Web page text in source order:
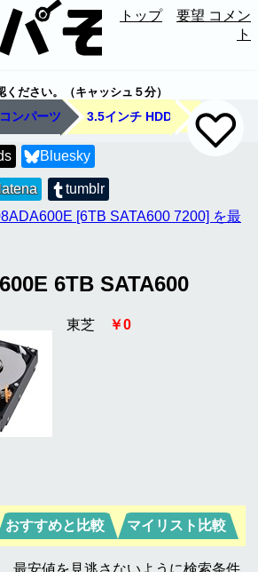
トップ
要望 コメン
ト
ださい。（キャッシュ５分）
ンパーツ 3.5インチ HDD
Bluesky
tumblr
[6TB SATA600 7200] を最
6TB SATA600
東芝 ￥0
おすすめと比較 マイリスト比較
安値を見逃さないように検索条件